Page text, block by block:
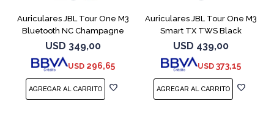
Auriculares JBL Tour One M3
Bluetooth NC Champagne
USD 349,00
USD 296,65
Auriculares JBL Tour One M3
Smart TX TWS Black
USD 439,00
USD 373,15